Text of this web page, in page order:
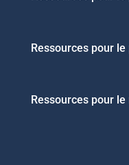
Ressources pour
Ressources pour